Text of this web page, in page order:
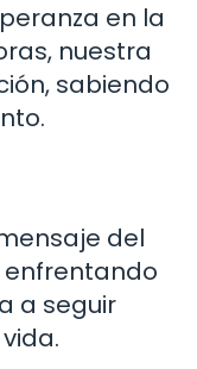
en la
nuestra
sabiendo
del
enfrentando
a seguir